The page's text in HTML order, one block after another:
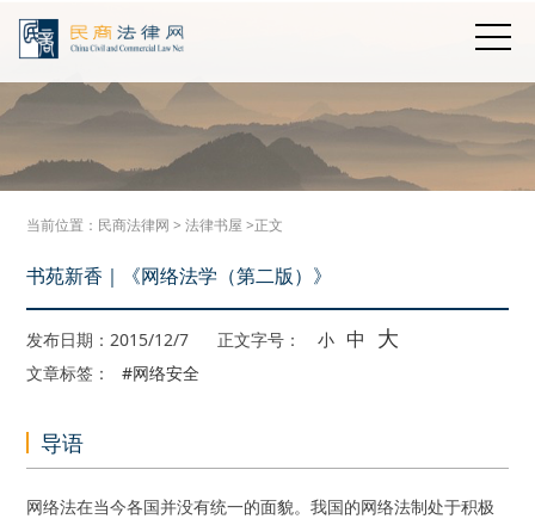
当前位置： 民商法律网 >法律书屋 >正文
书苑新香｜《网络法学（第二版）》
发布日期：2015/12/7 正文字号： 小 中 大
文章标签： #网络安全
导语
网络法在当今各国并没有统一的面貌。我国的网络法制处于积极